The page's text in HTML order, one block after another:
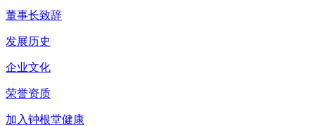
董事长致辞
发展历史
企业文化
荣誉资质
加入钟根堂健康